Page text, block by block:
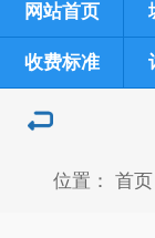
网站首页
收费标准
位置： 首页